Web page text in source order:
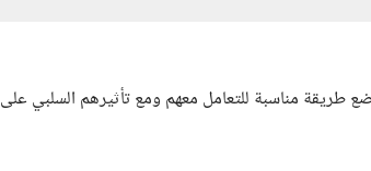
طريقة مناسبة للتعامل معهم ومع تأثيرهم السلبي على